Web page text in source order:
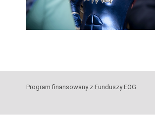
Program finansowany z Funduszy EOG